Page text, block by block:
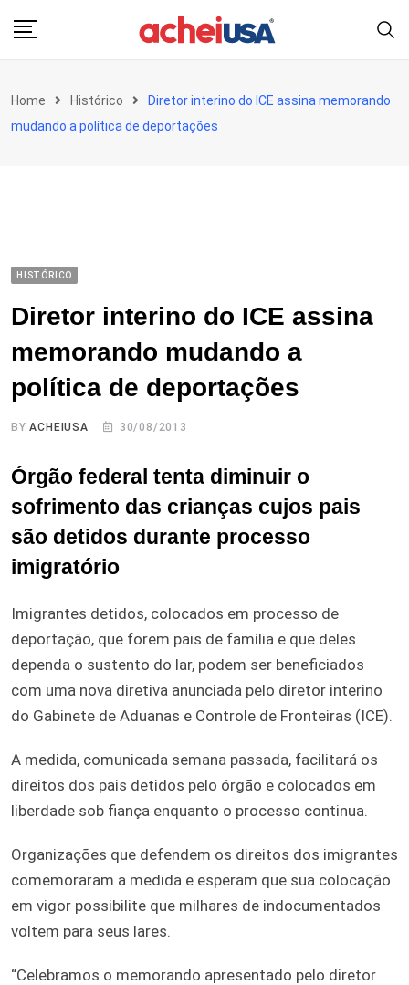
Home Histórico
Diretor interino do ICE assina memorando
mudando a política de deportações
HISTÓRICO
Diretor interino do ICE assina
memorando mudando a
política de deportações
BYACHEIUSA 30/08/2013
Órgão federal tenta diminuir o
sofrimento das crianças cujos pais
são detidos durante processo
imigratório
Imigrantes detidos, colocados em processo de
deportação, que forem pais de família e que deles
dependa o sustento do lar, podem ser beneficiados
com uma nova diretiva anunciada pelo diretor interino
do Gabinete de Aduanas e Controle de Fronteiras (ICE).
A medida, comunicada semana passada, facilitará os
direitos dos pais detidos pelo órgão e colocados em
liberdade sob fiança enquanto o processo continua.
Organizações que defendem os direitos dos imigrantes
comemoraram a medida e esperam que sua colocação
em vigor possibilite que milhares de indocumentados
voltem para seus lares.
“Celebramos o memorando apresentado pelo diretor